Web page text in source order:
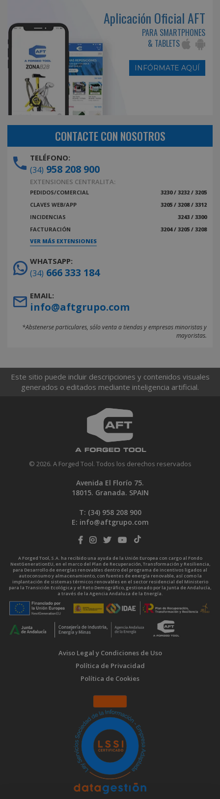
Aplicación Oficial AFT
PARA SMARTPHONES
& TABLETS
INFÓRMATE AQUÍ
CONTACTE CON NOSOTROS
TELÉFONO:
(34) 958 208 900
EXTENSIONES CENTRALITA:
PEDIDOS/COMERCIAL
3230 / 3232 / 3205
CLAVES WEB/APP
3205 / 3208 / 3312
INCIDENCIAS
3243 / 3300
FACTURACIÓN
3204 / 3205 / 3208
VER MÁS EXTENSIONES
WHATSAPP:
(34) 666 333 184
EMAIL:
info@aftgrupo.com
*Abstenerse particulares, sólo venta a tiendas y empresas minoristas y
mayoristas.
Este sitio puede incluir descripciones y contenidos visuales
generados o editados mediante inteligencia artificial.
© 2026. A Forged Tool. Todos los derechos reservados
Avenida El Florío 75.
18015. Granada. SPAIN
T: (34) 958 208 900
E: info@aftgrupo.com
A Forged Tool, S.A. ha recibido una ayuda de la Unión Europea con cargo al Fondo
NextGenerationEU, en el marco del Plan de Recuperación, Transformación y Resiliencia,
para Desarrollo de energías renovables dentro del programa de incentivos ligados al
autoconsumo y almacenamiento, con fuentes de energía renovable, así como la
implantación de sistemas térmicos renovables en el sector residencial del Ministerio
para la Transición Ecológica y el Reto Demográfico, gestionado por la Junta de Andalucía,
a través de la Agencia Andaluza de la Energía.
Aviso Legal y Condiciones de Uso
Política de Privacidad
Política de Cookies